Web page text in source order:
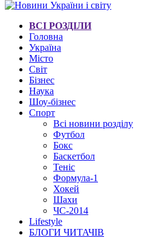
ВСІ РОЗДІЛИ
Головна
Україна
Місто
Світ
Бізнес
Наука
Шоу-бізнес
Спорт
Всі новини розділу
Футбол
Бокс
Баскетбол
Теніс
Формула-1
Хокей
Шахи
ЧС-2014
Lifestyle
БЛОГИ ЧИТАЧІВ